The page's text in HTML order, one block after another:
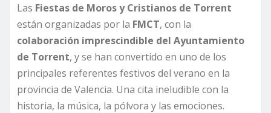
Las Fiestas de Moros y Cristianos de Torrent
están organizadas por la FMCT, con la
colaboración imprescindible del Ayuntamiento
de Torrent, y se han convertido en uno de los
principales referentes festivos del verano en la
provincia de Valencia. Una cita ineludible con la
historia, la música, la pólvora y las emociones.